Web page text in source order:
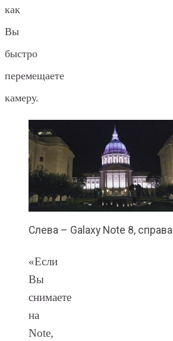
как
Вы
быстро
перемещаете
камеру.
Слева – Galaxy Note 8,
«Если
Вы
снимаете
на
Note,